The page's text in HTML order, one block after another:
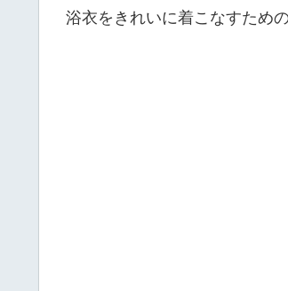
浴衣をきれいに着こなすため